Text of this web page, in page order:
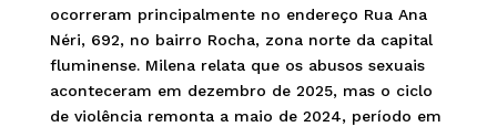
ocorreram principalmente no endereço Rua Ana
Néri, 692, no bairro Rocha, zona norte da capital
fluminense. Milena relata que os abusos sexuais
aconteceram em dezembro de 2025, mas o ciclo
de violência remonta a maio de 2024, período em